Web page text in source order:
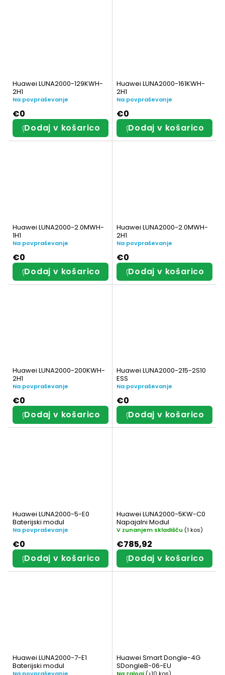
Huawei LUNA2000-129KWH-
2H1
Na povpraševanje
€0
Dodaj v košarico
Huawei LUNA2000-161KWH-
2H1
Na povpraševanje
€0
Dodaj v košarico
Huawei LUNA2000-2.0MWH-
1H1
Na povpraševanje
€0
Dodaj v košarico
Huawei LUNA2000-2.0MWH-
2H1
Na povpraševanje
€0
Dodaj v košarico
Huawei LUNA2000-200KWH-
2H1
Na povpraševanje
€0
Dodaj v košarico
Huawei LUNA2000-215-2S10
ESS
Na povpraševanje
€0
Dodaj v košarico
Huawei LUNA2000-5-E0
Baterijski modul
Na povpraševanje
€0
Dodaj v košarico
Huawei LUNA2000-5KW-C0
Napajalni Modul
V zunanjem skladišču (1 kos)
€785,92
Dodaj v košarico
Huawei LUNA2000-7-E1
Baterijski modul
Na povpraševanje
Huawei Smart Dongle-4G
SDongleB-06-EU
Na zalogi (>10 kos)